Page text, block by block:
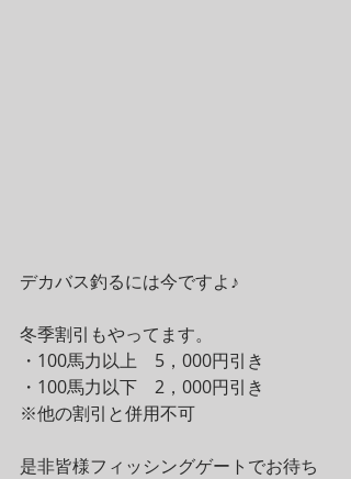
デカバス釣るには今ですよ♪
冬季割引もやってます。
・100馬力以上　5，000円引き
・100馬力以下　2，000円引き
※他の割引と併用不可
是非皆様フィッシングゲートでお待ち